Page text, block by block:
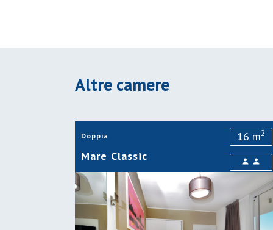
Altre camere
Doppia
Mare Classic
16 m2
person person